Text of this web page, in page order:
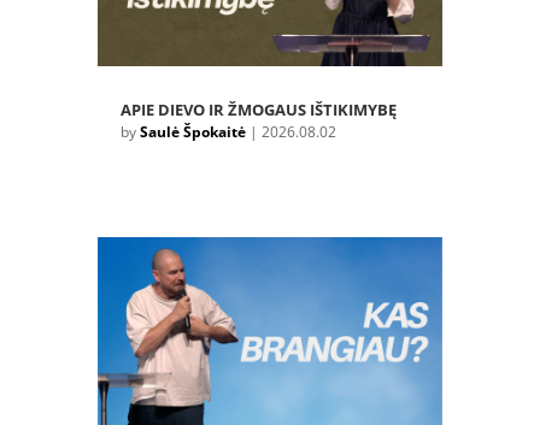
APIE DIEVO IR ŽMOGAUS IŠTIKIMYBĘ
bySaulė Špokaitė| 2026.08.02